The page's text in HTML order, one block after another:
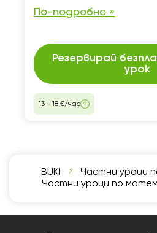
с много любов и желание.
По-подробно »
Резервирай
урок
13 - 18 €/час
BUKI
Частни уроци
Частни уроци по